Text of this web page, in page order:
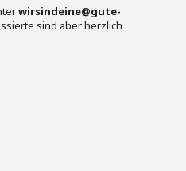
wirsindeine@gute-
sind aber herzlich